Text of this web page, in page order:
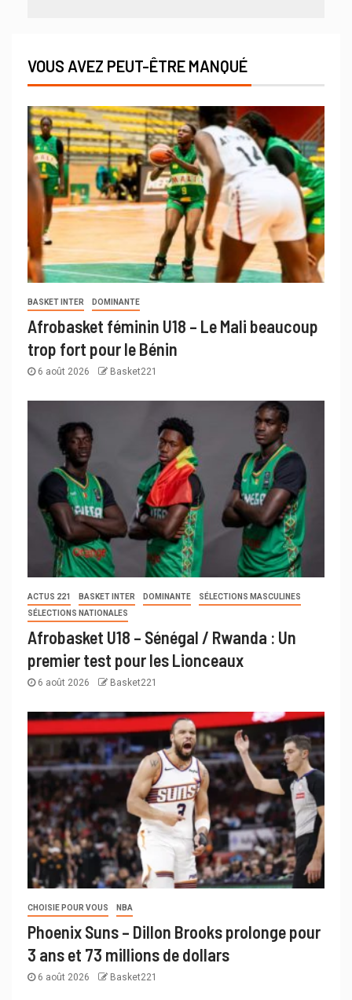
VOUS AVEZ PEUT-ÊTRE MANQUÉ
BASKET INTER DOMINANTE
Afrobasket féminin U18 – Le Mali beaucoup
trop fort pour le Bénin
6 août 2026 Basket221
ACTUS 221 BASKET INTER DOMINANTE
SÉLECTIONS MASCULINES
SÉLECTIONS NATIONALES
Afrobasket U18 – Sénégal / Rwanda : Un
premier test pour les Lionceaux
6 août 2026 Basket221
CHOISIE POUR VOUS NBA
Phoenix Suns – Dillon Brooks prolonge pour
3 ans et 73 millions de dollars
6 août 2026 Basket221